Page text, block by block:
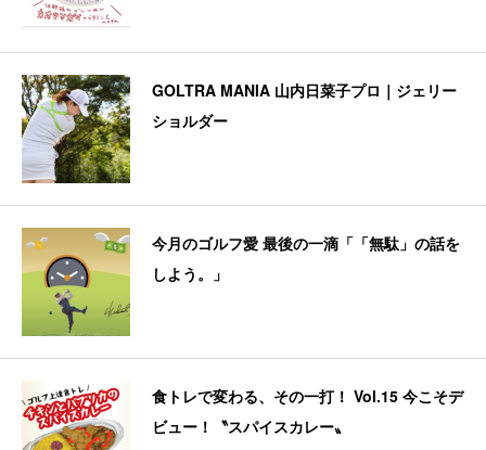
GOLTRA MANIA 山内日菜子プロ｜ジェリー
ショルダー
今月のゴルフ愛 最後の一滴「「無駄」の話を
しよう。」
食トレで変わる、その一打！ Vol.15 今こそデ
ビュー！〝スパイスカレー〟